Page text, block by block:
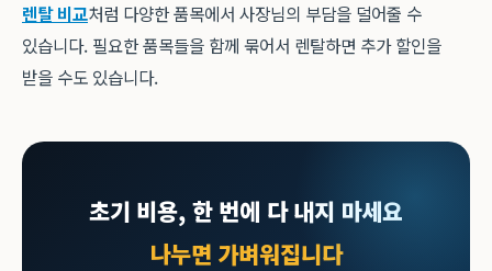
렌탈 비교처럼 다양한 품목에서 사장님의 부담을 덜어줄 수
있습니다. 필요한 품목들을 함께 묶어서 렌탈하면 추가 할인을
받을 수도 있습니다.
초기 비용, 한 번에 다 내지 마세요
나누면 가벼워집니다